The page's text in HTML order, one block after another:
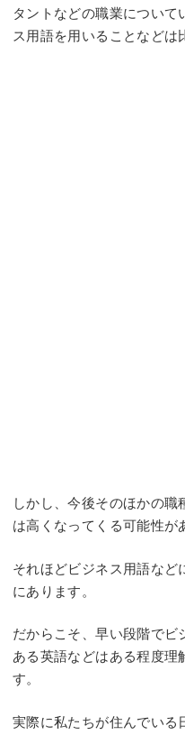
タントなどの職業について
ス用語を用いることなどは
しかし、今後そのほかの
は高くなってくる可能性が
それほどビジネス用語など
にあります。
だからこそ、早い段階でビ
ある英語などはある程度理
す。
実際に私たちが住んでいる